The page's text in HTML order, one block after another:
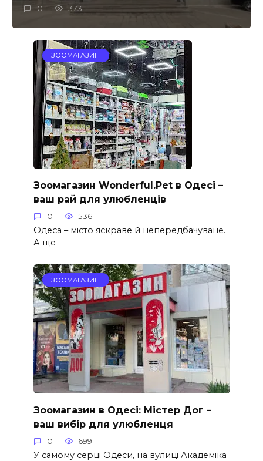
0 373
ЗООМАГАЗИН
Зоомагазин Wonderful.Pet в Одесі –
ваш рай для улюбленців
0 536
Одеса – місто яскраве й непередбачуване.
А ще –
ЗООМАГАЗИН
Зоомагазин в Одесі: Містер Дог –
ваш вибір для улюбленця
0 699
У самому серці Одеси, на вулиці Академіка